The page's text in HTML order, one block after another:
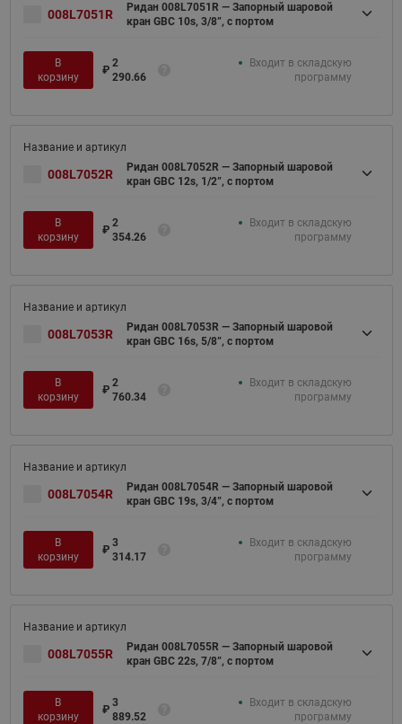
008L7051R
Ридан 008L7051R — Запорный шаровой
кран GBC 10s, 3/8”, с портом
В
корзину
₽
2
290.66
Входит в складскую
программу
008L7052R
Ридан 008L7052R — Запорный шаровой
кран GBC 12s, 1/2”, с портом
В
корзину
₽
2
354.26
Входит в складскую
программу
008L7053R
Ридан 008L7053R — Запорный шаровой
кран GBC 16s, 5/8”, с портом
В
корзину
₽
2
760.34
Входит в складскую
программу
008L7054R
Ридан 008L7054R — Запорный шаровой
кран GBC 19s, 3/4”, с портом
В
корзину
₽
3
314.17
Входит в складскую
программу
008L7055R
Ридан 008L7055R — Запорный шаровой
кран GBC 22s, 7/8”, с портом
В
корзину
₽
3
889.52
Входит в складскую
программу